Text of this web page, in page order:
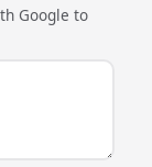
Google to